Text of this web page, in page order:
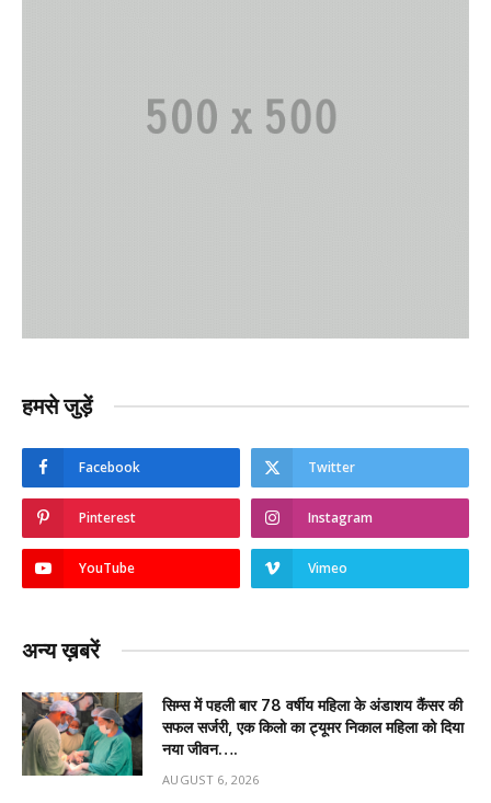
हमसे जुड़ें
Facebook Twitter
Pinterest Instagram
YouTube Vimeo
अन्य ख़बरें
सिम्स में पहली बार 78 वर्षीय महिला के अंडाशय कैंसर की
सफल सर्जरी, एक किलो का ट्यूमर निकाल महिला को दिया
नया जीवन….
AUGUST 6, 2026